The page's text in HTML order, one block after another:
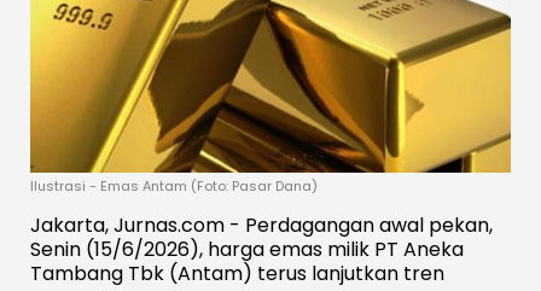
Ilustrasi - Emas Antam (Foto: Pasar Dana)
Jakarta, Jurnas.com - Perdagangan awal pekan,
Senin (15/6/2026), harga emas milik PT Aneka
Tambang Tbk (Antam) terus lanjutkan tren